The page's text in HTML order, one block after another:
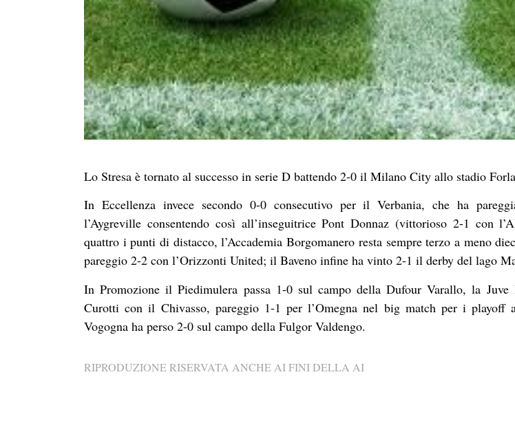
Lo Stresa è tornato al successo in serie D battendo 2-0 il Milano City allo stadio
In Eccellenza invece secondo 0-0 consecutivo per il Verbania, che ha
l’Aygreville consentendo così all’inseguitrice Pont Donnaz (vittorioso 2-1 con
quattro i punti di distacco, l’Accademia Borgomanero resta sempre terzo a meno
pareggio 2-2 con l’Orizzonti United; il Baveno infine ha vinto 2-1 il derby del lago
In Promozione il Piedimulera passa 1-0 sul campo della Dufour Varallo, la
Curotti con il Chivasso, pareggio 1-1 per l’Omegna nel big match per i playoff
Vogogna ha perso 2-0 sul campo della Fulgor Valdengo.
RIPRODUZIONE RISERVATA ANCHE AI FINI DELLA AI